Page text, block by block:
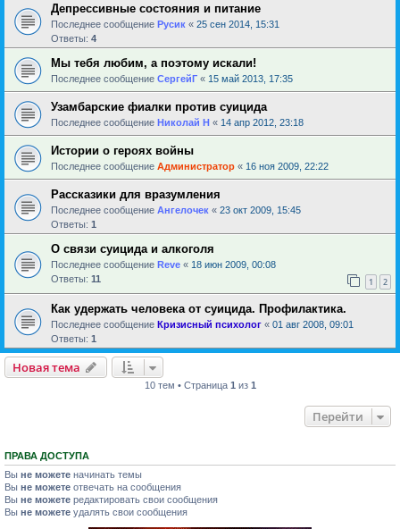
Депрессивные состояния и питание
Последнее сообщение Русик « 25 сен 2014, 15:31
Ответы: 4
Мы тебя любим, а поэтому искали!
Последнее сообщение СергейГ « 15 май 2013, 17:35
Узамбарские фиалки против суицида
Последнее сообщение Николай Н « 14 апр 2012, 23:18
Истории о героях войны
Последнее сообщение Администратор « 16 ноя 2009, 22:22
Рассказики для вразумления
Последнее сообщение Ангелочек « 23 окт 2009, 15:45
Ответы: 1
О связи суицида и алкоголя
Последнее сообщение Reve « 18 июн 2009, 00:08
Ответы: 11 1 2
Как удержать человека от суицида. Профилактика.
Последнее сообщение Кризисный психолог « 01 авг 2008, 09:01
Ответы: 1
Новая тема
10 тем • Страница 1 из 1
Перейти
ПРАВА ДОСТУПА
Вы не можете начинать темы
Вы не можете отвечать на сообщения
Вы не можете редактировать свои сообщения
Вы не можете удалять свои сообщения